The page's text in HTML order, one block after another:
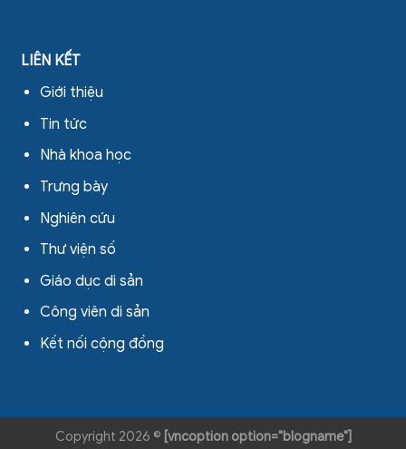
LIÊN KẾT
Giới thiệu
Tin tức
Nhà khoa học
Trưng bày
Nghiên cứu
Thư viện số
Giáo dục di sản
Công viên di sản
Kết nối cộng đồng
Copyright 2026 © [vncoption option="blogname"]